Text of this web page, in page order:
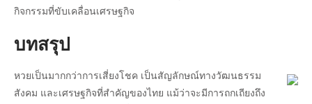
กิจกรรมที่ขับเคลื่อนเศรษฐกิจ
บทสรุป
หวยเป็นมากกว่าการเสี่ยงโชค เป็นสัญลักษณ์ทางวัฒนธรรม
สังคม และเศรษฐกิจที่สำคัญของไทย แม้ว่าจะมีการถกเถียงถึง